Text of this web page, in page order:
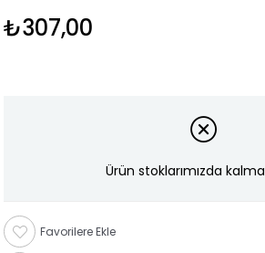
₺307,00
Ürün stoklarımızda
Favorilere Ekle